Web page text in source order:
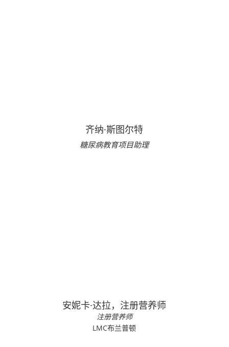
齐纳·斯图尔特
糖尿病教育项目助理
安妮卡·达拉，注册营养师
注册营养师
LMC布兰普顿